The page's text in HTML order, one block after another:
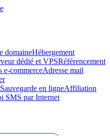
domaineHébergement
dédié et VPSRéférencement
e-commerceAdresse mail
Sauvegarde en ligneAffiliation
SMS par Internet